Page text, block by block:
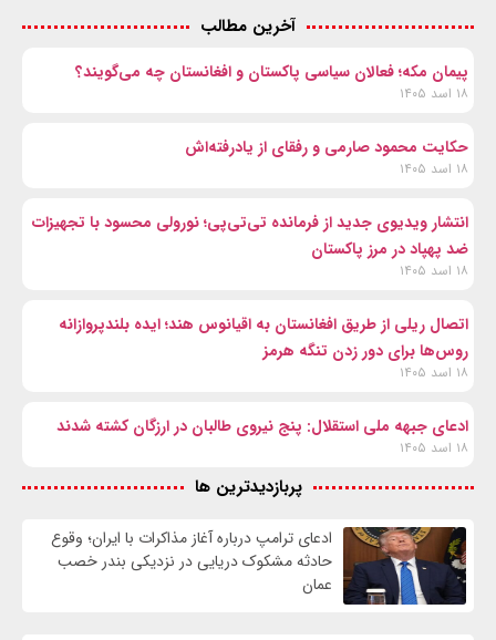
آخرین مطالب
پیمان مکه؛ فعالان سیاسی پاکستان و افغانستان چه می‌گویند؟
۱۸ اسد ۱۴۰۵
حکایت محمود صارمی و رفقای از یادرفته‌اش
۱۸ اسد ۱۴۰۵
انتشار ویدیوی جدید از فرمانده تی‌تی‌پی؛ نورولی محسود با تجهیزات
ضد پهپاد در مرز پاکستان
۱۸ اسد ۱۴۰۵
اتصال ریلی از طریق افغانستان به اقیانوس هند؛ ایده بلندپروازانه
روس‌ها برای دور زدن تنگه هرمز
۱۸ اسد ۱۴۰۵
ادعای جبهه ملی استقلال: پنج نیروی طالبان در ارزگان کشته شدند
۱۸ اسد ۱۴۰۵
پربازدیدترین ها
ادعای ترامپ درباره آغاز مذاکرات با ایران؛ وقوع
حادثه مشکوک دریایی در نزدیکی بندر خصب
عمان